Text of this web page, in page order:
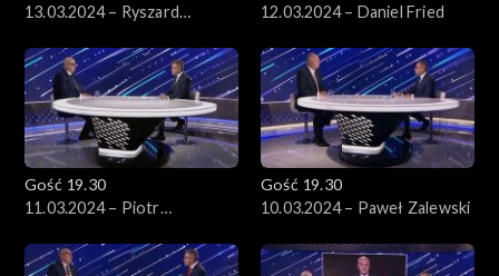
13.03.2024 – Ryszard
12.03.2024 – Daniel Fried
Gość 19.30
11.03.2024 – Piotr
Gość 19.30
10.03.2024 – Paweł Zalewski